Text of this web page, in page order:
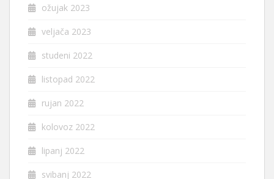
ožujak 2023
veljača 2023
studeni 2022
listopad 2022
rujan 2022
kolovoz 2022
lipanj 2022
svibanj 2022